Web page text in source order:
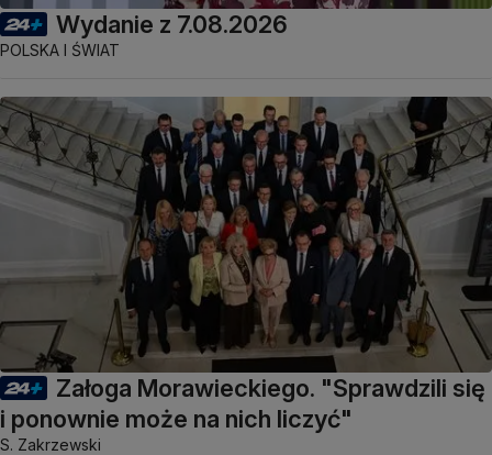
Wydanie z 7.08.2026
POLSKA I ŚWIAT
Załoga Morawieckiego. "Sprawdzili się
i ponownie może na nich liczyć"
S. Zakrzewski